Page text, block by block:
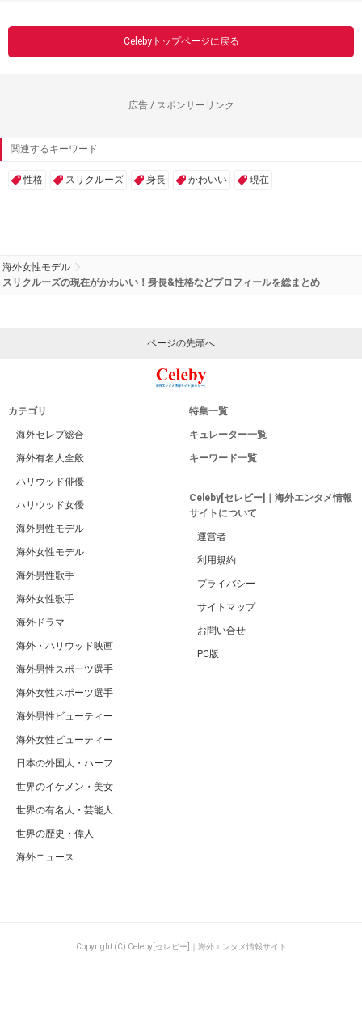
Celebyトップページに戻る
広告 / スポンサーリンク
関連するキーワード
性格 スリクルーズ 身長 かわいい 現在
海外女性モデル
スリクルーズの現在がかわいい！身長&性格などプロフィールを総まとめ
ページの先頭へ
カテゴリ
海外セレブ総合
海外有名人全般
ハリウッド俳優
ハリウッド女優
海外男性モデル
海外女性モデル
海外男性歌手
海外女性歌手
海外ドラマ
海外・ハリウッド映画
海外男性スポーツ選手
海外女性スポーツ選手
海外男性ビューティー
海外女性ビューティー
日本の外国人・ハーフ
世界のイケメン・美女
世界の有名人・芸能人
世界の歴史・偉人
海外ニュース
特集一覧
キュレーター一覧
キーワード一覧
Celeby[セレビー]｜海外エンタメ情報
サイトについて
運営者
利用規約
プライバシー
サイトマップ
お問い合せ
PC版
Copyright (C) Celeby[セレビー]｜海外エンタメ情報サイト